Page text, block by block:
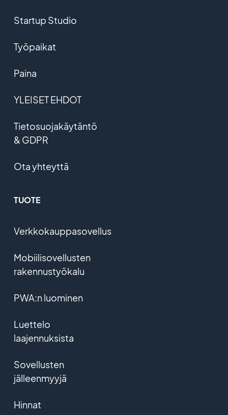
Startup Studio
Työpaikat
Paina
YLEISET EHDOT
Tietosuojakäytäntö
& GDPR
Ota yhteyttä
TUOTE
Verkkokauppasovellus
Mobiilisovellusten
rakennustyökalu
PWA:n luominen
Luettelo
laajennuksista
Sovellusten
jälleenmyyjä
Hinnat